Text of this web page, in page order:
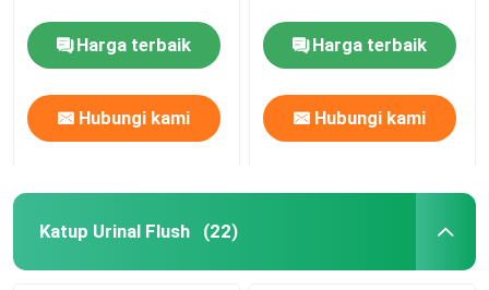
Harga terbaik
Hubungi kami
Harga terbaik
Hubungi kami
Katup Urinal Flush (22)